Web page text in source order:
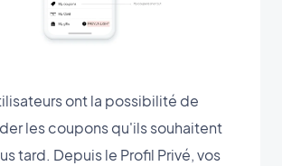
ont la possibilité de
les coupons qu'ils souhaitent
tard. Depuis le Profil Privé, vos